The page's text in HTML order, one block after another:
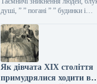
душі, ” ” погані ” ” будинки і
Щоб…
Як дівчата XIX століття
примудрялися ходити в